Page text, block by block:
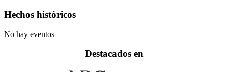
Hechos históricos
No hay eventos
Destacados en